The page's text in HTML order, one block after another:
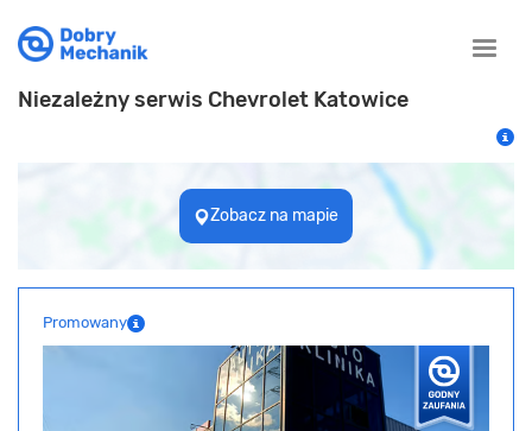
Toggle
Niezależny serwis Chevrolet Katowice
Zobacz na mapie
Promowany